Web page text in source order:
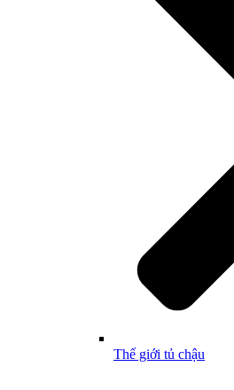
Thế giới tủ chậu